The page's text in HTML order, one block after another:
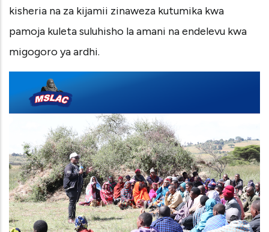
kisheria na za kijamii zinaweza kutumika kwa
pamoja kuleta suluhisho la amani na endelevu kwa
migogoro ya ardhi.